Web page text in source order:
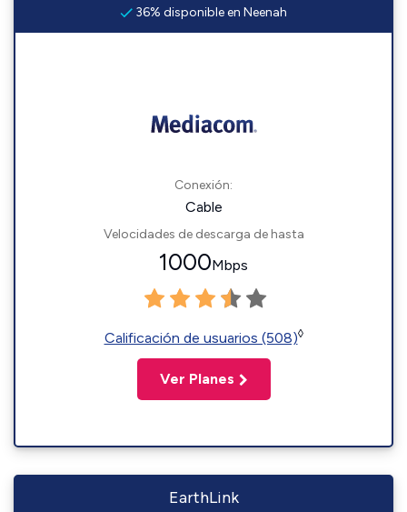
36% disponible en Neenah
Conexión:
Cable
Velocidades de descarga de hasta
1000Mbps
Calificación de usuarios (508)◊
Ver Planes
EarthLink